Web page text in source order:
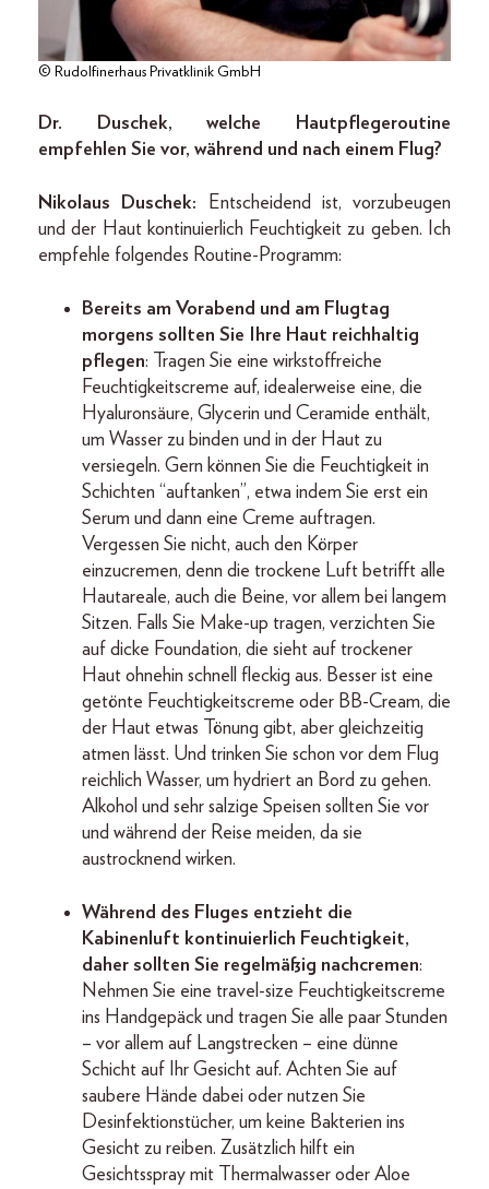
© Rudolfinerhaus Privatklinik GmbH
Dr. Duschek, welche Hautpflegeroutine
empfehlen Sie vor, während und nach einem Flug?
Nikolaus Duschek: Entscheidend ist, vorzubeugen
und der Haut kontinuierlich Feuchtigkeit zu geben. Ich
empfehle folgendes Routine-Programm:
Bereits am Vorabend und am Flugtag
morgens sollten Sie Ihre Haut reichhaltig
pflegen: Tragen Sie eine wirkstoffreiche
Feuchtigkeitscreme auf, idealerweise eine, die
Hyaluronsäure, Glycerin und Ceramide enthält,
um Wasser zu binden und in der Haut zu
versiegeln. Gern können Sie die Feuchtigkeit in
Schichten “auftanken”, etwa indem Sie erst ein
Serum und dann eine Creme auftragen.
Vergessen Sie nicht, auch den Körper
einzucremen, denn die trockene Luft betrifft alle
Hautareale, auch die Beine, vor allem bei langem
Sitzen. Falls Sie Make-up tragen, verzichten Sie
auf dicke Foundation, die sieht auf trockener
Haut ohnehin schnell fleckig aus. Besser ist eine
getönte Feuchtigkeitscreme oder BB-Cream, die
der Haut etwas Tönung gibt, aber gleichzeitig
atmen lässt. Und trinken Sie schon vor dem Flug
reichlich Wasser, um hydriert an Bord zu gehen.
Alkohol und sehr salzige Speisen sollten Sie vor
und während der Reise meiden, da sie
austrocknend wirken.
Während des Fluges entzieht die
Kabinenluft kontinuierlich Feuchtigkeit,
daher sollten Sie regelmäßig nachcremen:
Nehmen Sie eine travel-size Feuchtigkeitscreme
ins Handgepäck und tragen Sie alle paar Stunden
– vor allem auf Langstrecken – eine dünne
Schicht auf Ihr Gesicht auf. Achten Sie auf
saubere Hände dabei oder nutzen Sie
Desinfektionstücher, um keine Bakterien ins
Gesicht zu reiben. Zusätzlich hilft ein
Gesichtsspray mit Thermalwasser oder Aloe